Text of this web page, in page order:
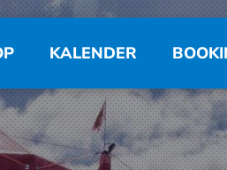
KALENDER